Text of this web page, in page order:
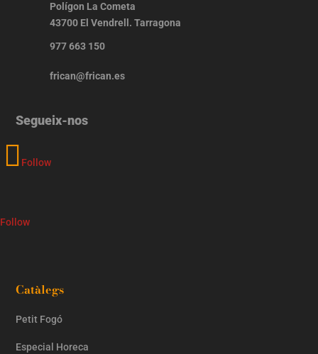
Polígon La Cometa
43700 El Vendrell. Tarragona
977 663 150
frican@frican.es
Segueix-nos
Follow
Follow
Catàlegs
Petit Fogó
Especial Horeca